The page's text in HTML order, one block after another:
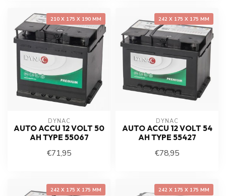
210 X 175 X 190 MM
DYNAC
AUTO ACCU 12 VOLT 50
AH TYPE 55067
€71,95
242 X 175 X 175 MM
DYNAC
AUTO ACCU 12 VOLT 54
AH TYPE 55427
€78,95
242 X 175 X 175 MM 242 X 175 X 175 MM